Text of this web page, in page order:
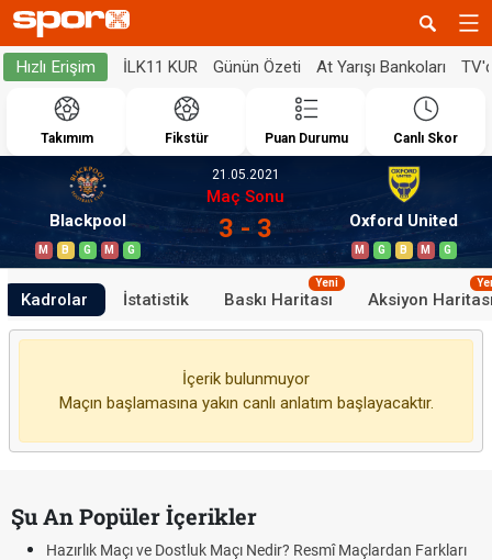
Hızlı Erişim İLK11 KUR Günün Özeti At Yarışı Bankoları
Takımım Fikstür Puan Durumu Canlı Skor
Blackpool
M B G M G
21.05.2021
Maç Sonu
3 - 3 Oxford United
M G B M G
Kadrolar İstatistik Baskı Haritası
Yeni
Aksiyon
İçerik bulunmuyor
Maçın başlamasına yakın canlı anlatım başlayacaktır.
Şu An Popüler İçerikler
Hazırlık Maçı ve Dostluk Maçı Nedir? Resmî Maçlardan Farkları